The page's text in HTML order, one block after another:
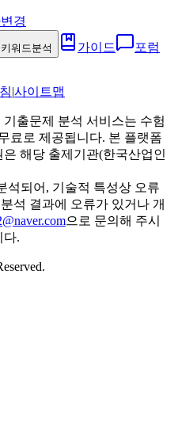
변경
키워드분석 가이드 포럼
|사이트맵
출문제 분석 서비스는 수험
료로 제공됩니다. 본 플랫폼
해당 출제기관(한국산업인
석되어, 기술적 특성상 오류
석 결과에 오류가 있거나 개
으로 문의해 주시
다.